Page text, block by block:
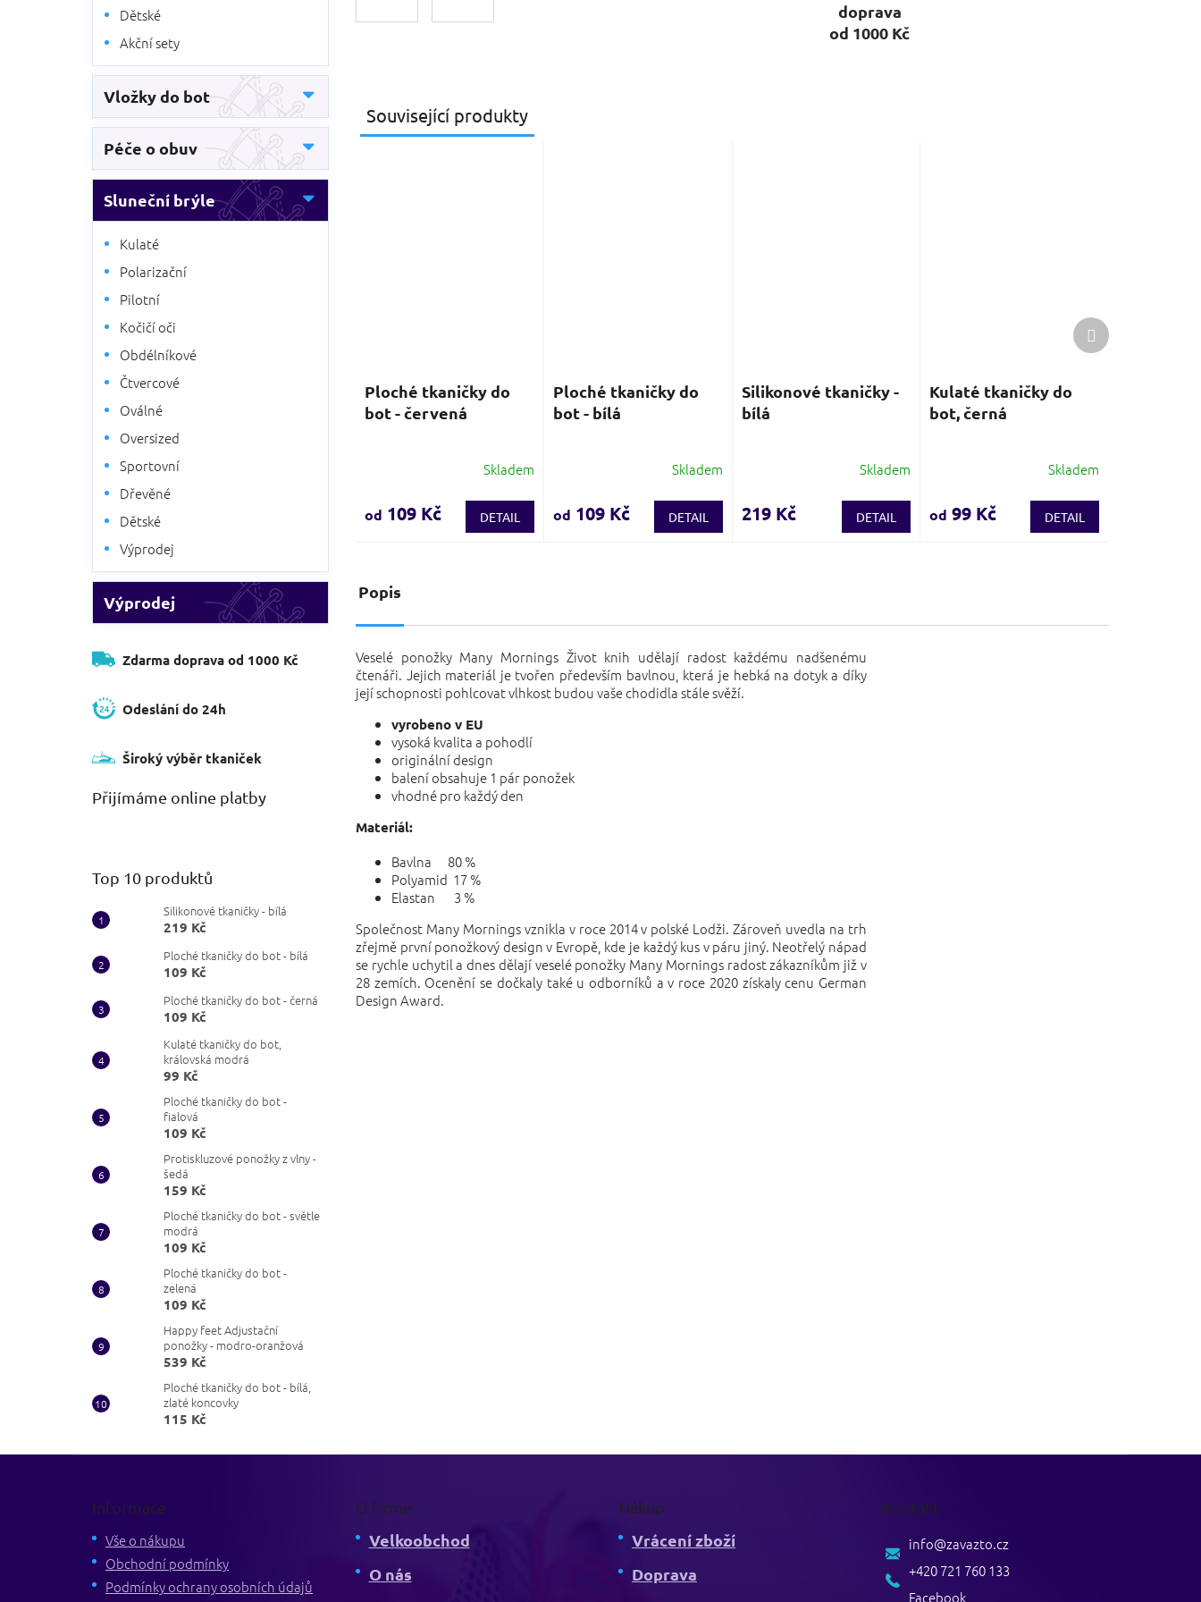
Dětské
Akční sety
Vložky do bot
Péče o obuv
Sluneční brýle
Kulaté
Polarizační
Pilotní
Kočičí oči
Obdélníkové
Čtvercové
Oválné
Oversized
Sportovní
Dřevěné
Dětské
Výprodej
Výprodej
Zdarma doprava od 1000 Kč
Odeslání do 24h
Široký výběr tkaniček
Přijímáme online platby
Top 10 produktů
Silikonové tkaničky - bílá
219 Kč
Ploché tkaničky do bot - bílá
109 Kč
Ploché tkaničky do bot - černá
109 Kč
Kulaté tkaničky do bot,
královská modrá
99 Kč
Ploché tkaničky do bot -
fialová
109 Kč
Protiskluzové ponožky z vlny -
šedá
159 Kč
Ploché tkaničky do bot - světle
modrá
109 Kč
Ploché tkaničky do bot -
zelená
109 Kč
Happy feet Adjustační
ponožky - modro-oranžová
539 Kč
Ploché tkaničky do bot - bílá,
zlaté koncovky
115 Kč
doprava
od 1000 Kč
Související produkty
Ploché tkaničky do
bot - červená
produktu
je
hvězdiček.
Skladem
od 109 Kč DETAIL
Ploché tkaničky do
bot - bílá
produktu
je
Skladem
od 109 Kč DETAIL
Silikonové tkaničky -
bílá
produktu
je
Skladem
219 Kč DETAIL
Kulaté tkaničky do
bot, černá
produktu
je
Skladem
od 99 Kč DETAIL
Další
produkt
Popis
Veselé ponožky Many Mornings Život knih udělají radost každému nadšenému
čtenáři. Jejich materiál je tvořen především bavlnou, která je hebká na dotyk a díky
její schopnosti pohlcovat vlhkost budou vaše chodidla stále svěží.
vyrobeno v EU
vysoká kvalita a pohodlí
originální design
balení obsahuje 1 pár ponožek
vhodné pro každý den
Materiál:
Bavlna 80 %
Polyamid 17 %
Elastan 3 %
Společnost Many Mornings vznikla v roce 2014 v polské Lodži. Zároveň uvedla na trh
zřejmě první ponožkový design v Evropě, kde je každý kus v páru jiný. Neotřelý nápad
se rychle uchytil a dnes dělají veselé ponožky Many Mornings radost zákazníkům již v
28 zemích. Ocenění se dočkaly také u odborníků a v roce 2020 získaly cenu German
Design Award.
Informace
Vše o nákupu
Obchodní podmínky
Podmínky ochrany osobních údajů
O firmě
Velkoobchod
O nás
Nákup
Vrácení zboží
Doprava
Kontakt
info@zavazto.cz
+420 721 760 133
Facebook